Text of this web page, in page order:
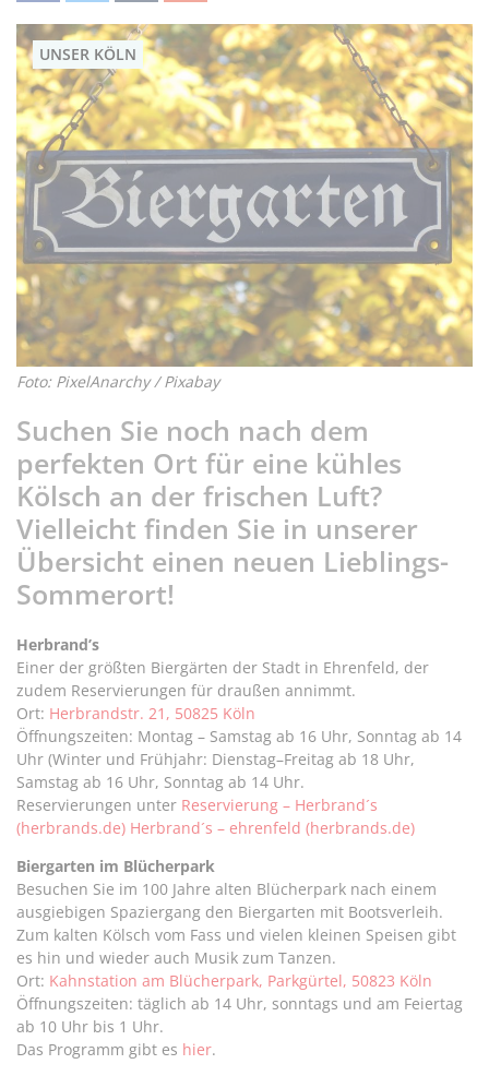
teilentwittern teilen teilen
UNSER KÖLN
Foto: PixelAnarchy / Pixabay
Suchen Sie noch nach dem
perfekten Ort für eine kühles
Kölsch an der frischen Luft?
Vielleicht finden Sie in unserer
Übersicht einen neuen Lieblings-
Sommerort!
Herbrand’s
Einer der größten Biergärten der Stadt in Ehrenfeld, der
zudem Reservierungen für draußen annimmt.
Ort: Herbrandstr. 21, 50825 Köln
Öffnungszeiten: Montag – Samstag ab 16 Uhr, Sonntag ab 14
Uhr (Winter und Frühjahr: Dienstag–Freitag ab 18 Uhr,
Samstag ab 16 Uhr, Sonntag ab 14 Uhr.
Reservierungen unter Reservierung – Herbrand´s
(herbrands.de) Herbrand´s – ehrenfeld (herbrands.de)
Biergarten im Blücherpark
Besuchen Sie im 100 Jahre alten Blücherpark nach einem
ausgiebigen Spaziergang den Biergarten mit Bootsverleih.
Zum kalten Kölsch vom Fass und vielen kleinen Speisen gibt
es hin und wieder auch Musik zum Tanzen.
Ort: Kahnstation am Blücherpark, Parkgürtel, 50823 Köln
Öffnungszeiten: täglich ab 14 Uhr, sonntags und am Feiertag
ab 10 Uhr bis 1 Uhr.
Das Programm gibt es hier.